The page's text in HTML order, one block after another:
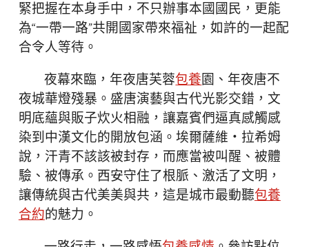
緊把握在本身手中，不只辦事本國國民，更能
為“一帶一路”共開國家帶來福祉，如許的一起配
合令人等待。
夜幕來臨，年夜唐芙蓉包養園、年夜唐不
夜城華燈殘暴。盛唐演藝與古代光影交錯，文
明底蘊與販子炊火相融，讓嘉賓們逼真感觸感
染到中漢文化的開放包涵。埃爾薩維・拉希姆
說，汗青不該該被封存，而應當被叫醒、被體
驗、被傳承。西安守住了根脈、激活了文明，
讓傳統與古代美美與共，這是城市最動聽包養
合約的魅力。